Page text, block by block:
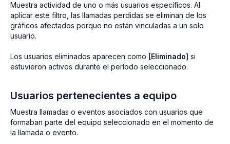
Muestra actividad de uno o más usuarios específicos. Al
aplicar este filtro, las llamadas perdidas se eliminan de los
gráficos afectados porque no están vinculadas a un solo
usuario.
Los usuarios eliminados aparecen como [Eliminado] si
estuvieron activos durante el período seleccionado.
Usuarios pertenecientes a equipo
Muestra llamadas o eventos asociados con usuarios que
formaban parte del equipo seleccionado en el momento de
la llamada o evento.